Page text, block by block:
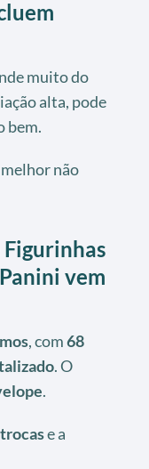
muito do
alta, pode
bem.
não
vem
, com68
. O
.
trocase a